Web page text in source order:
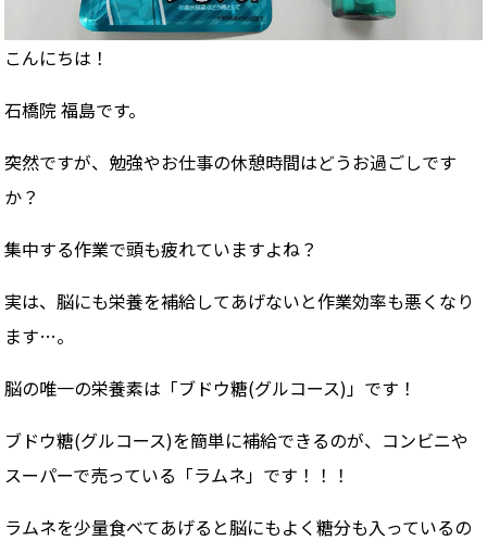
こんにちは！
石橋院 福島です。
突然ですが、勉強やお仕事の休憩時間はどうお過ごしです
か？
集中する作業で頭も疲れていますよね？
実は、脳にも栄養を補給してあげないと作業効率も悪くなり
ます…。
脳の唯一の栄養素は「ブドウ糖(グルコース) 」です！
ブドウ糖(グルコース)を簡単に補給できるのが、コンビニや
スーパーで売っている「ラムネ」です！！！
ラムネを少量食べてあげると脳にもよく糖分も入っているの